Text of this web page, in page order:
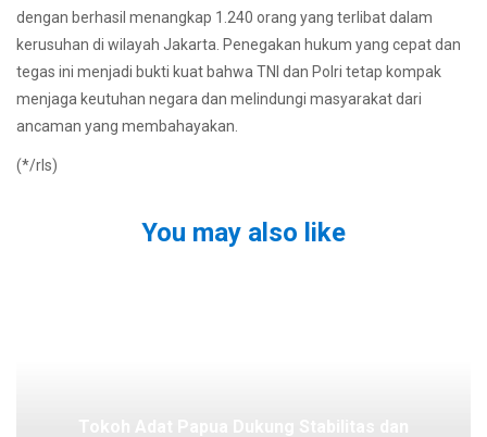
dengan berhasil menangkap 1.240 orang yang terlibat dalam
kerusuhan di wilayah Jakarta. Penegakan hukum yang cepat dan
tegas ini menjadi bukti kuat bahwa TNI dan Polri tetap kompak
menjaga keutuhan negara dan melindungi masyarakat dari
ancaman yang membahayakan.
(*/rls)
You may also like